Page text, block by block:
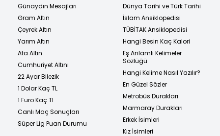
Günaydın Mesajları
Gram Altın
Çeyrek Altın
Yarım Altın
Ata Altın
Cumhuriyet Altını
22 Ayar Bilezik
1 Dolar Kaç TL
1 Euro Kaç TL
Canlı Maç Sonuçları
Süper Lig Puan Durumu
Dünya Tarihi ve Türk Tarihi
İslam Ansiklopedisi
TÜBİTAK Ansiklopedisi
Hangi Besin Kaç Kalori
Eş Anlamlı Kelimeler
Sözlüğü
Hangi Kelime Nasıl Yazılır?
En Güzel Sözler
Metrobüs Durakları
Marmaray Durakları
Erkek İsimleri
Kız İsimleri